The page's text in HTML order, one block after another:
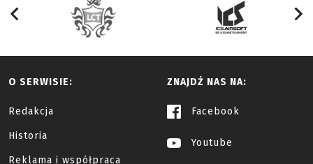
O SERWISIE:
Redakcja
Historia
Reklama i współpraca
ZNAJDŹ NAS NA:
Facebook
Youtube